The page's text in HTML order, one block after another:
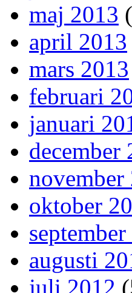
maj 2013
april 2013
mars 2013
februari
januari
december
november
oktober
augusti
juli 2012